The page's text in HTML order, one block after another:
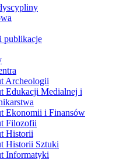
publikacje
Archeologii
Edukacji Medialnej i
Ekonomii i Finansów
Filozofii
Historii
Historii Sztuki
Informatyki